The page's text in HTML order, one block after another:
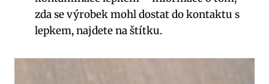
zda se výrobek mohl dostat do kontaktu s
lepkem, najdete na štítku.